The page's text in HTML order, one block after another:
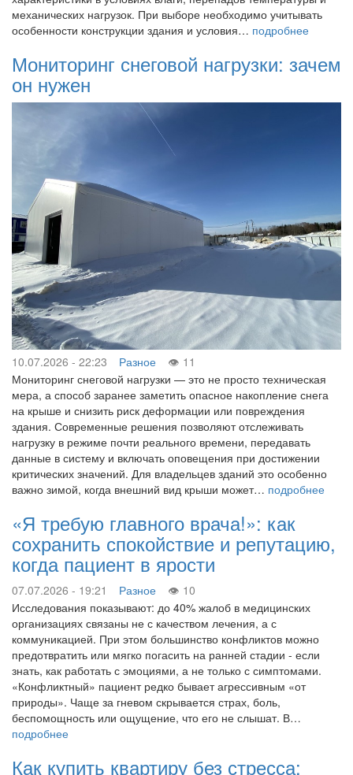
механических нагрузок. При выборе необходимо учитывать
особенности конструкции здания и условия… подробнее
Мониторинг снеговой нагрузки: зачем
он нужен
10.07.2026 - 22:23 Разное
11
Мониторинг снеговой нагрузки — это не просто техническая
мера, а способ заранее заметить опасное накопление снега
на крыше и снизить риск деформации или повреждения
здания. Современные решения позволяют отслеживать
нагрузку в режиме почти реального времени, передавать
данные в систему и включать оповещения при достижении
критических значений. Для владельцев зданий это особенно
важно зимой, когда внешний вид крыши может… подробнее
«Я требую главного врача!»: как
сохранить спокойствие и репутацию,
когда пациент в ярости
07.07.2026 - 19:21 Разное
10
Исследования показывают: до 40% жалоб в медицинских
организациях связаны не с качеством лечения, а с
коммуникацией. При этом большинство конфликтов можно
предотвратить или мягко погасить на ранней стадии - если
знать, как работать с эмоциями, а не только с симптомами.
«Конфликтный» пациент редко бывает агрессивным «от
природы». Чаще за гневом скрывается страх, боль,
беспомощность или ощущение, что его не слышат. В…
подробнее
Как купить квартиру без стресса: